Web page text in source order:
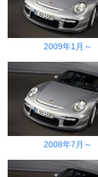
2009年1月～
2008年7月～